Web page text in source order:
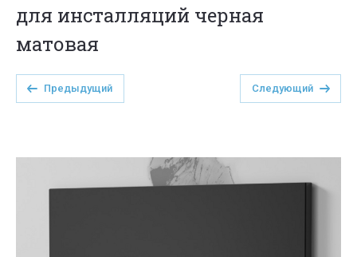
для инсталляций черная
матовая
Предыдущий Следующий